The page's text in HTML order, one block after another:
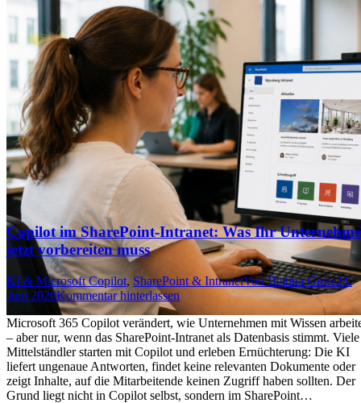
Copilot im SharePoint-Intranet: Was Ihr
jetzt vorbereiten muss
KI & Microsoft Copilot, SharePoint & IntranetVonBettina Girke24.
Juni 2026Kommentar hinterlassen
Microsoft 365 Copilot verändert, wie Unternehmen mit Wissen
– aber nur, wenn das SharePoint-Intranet als Datenbasis stimmt. Viele
Mittelständler starten mit Copilot und erleben Ernüchterung: Die KI
liefert ungenaue Antworten, findet keine relevanten Dokumente oder
zeigt Inhalte, auf die Mitarbeitende keinen Zugriff haben sollten. Der
Grund liegt nicht in Copilot selbst, sondern im SharePoint…